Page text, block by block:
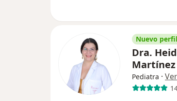
Nuevo
Dra.
Martínez
Pediatra ·